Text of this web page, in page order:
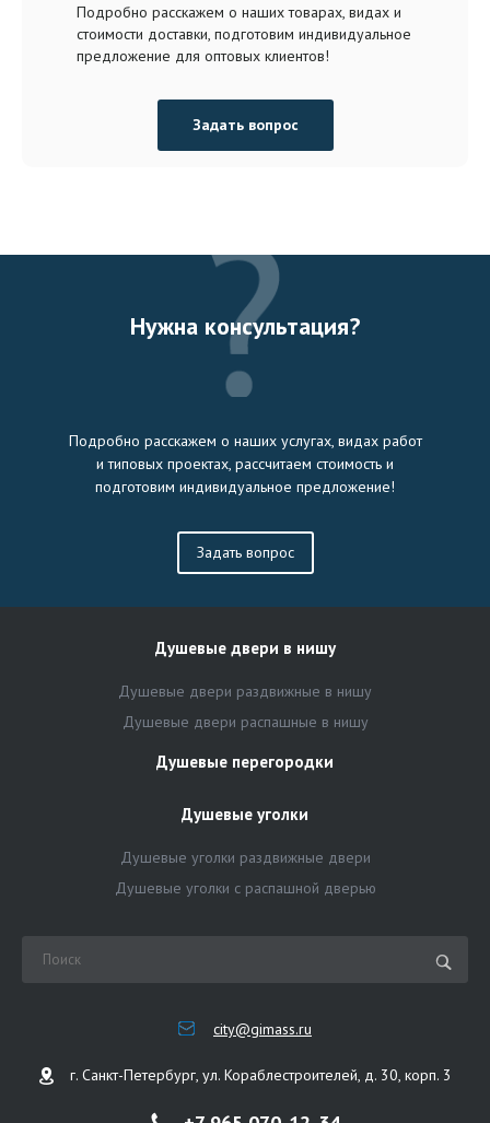
Подробно расскажем о наших товарах, видах и
стоимости доставки, подготовим индивидуальное
предложение для оптовых клиентов!
Задать вопрос
Нужна консультация?
Подробно расскажем о наших услугах, видах работ
и типовых проектах, рассчитаем стоимость и
подготовим индивидуальное предложение!
Задать вопрос
Душевые двери в нишу
Душевые двери раздвижные в нишу
Душевые двери распашные в нишу
Душевые перегородки
Душевые уголки
Душевые уголки раздвижные двери
Душевые уголки с распашной дверью
city@gimass.ru
г. Санкт-Петербург, ул. Кораблестроителей, д. 30, корп. 3